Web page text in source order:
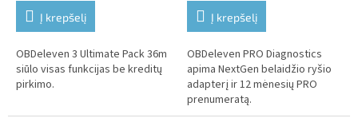
Į krepšelį
OBDeleven 3 Ultimate Pack 36m
siūlo visas funkcijas be kreditų
pirkimo.
Į krepšelį
OBDeleven PRO Diagnostics
apima NextGen belaidžio ryšio
adapterį ir 12 mėnesių PRO
prenumeratą.